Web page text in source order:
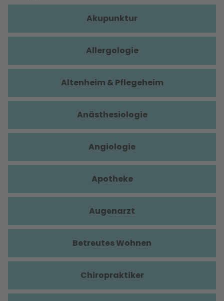
Akupunktur
Allergologie
Altenheim & Pflegeheim
Anästhesiologie
Angiologie
Apotheke
Augenarzt
Betreutes Wohnen
Chiropraktiker